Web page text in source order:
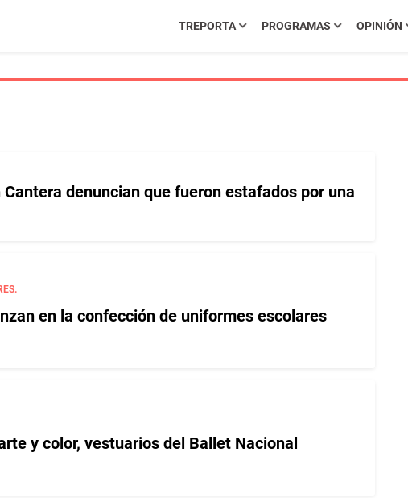
TREPORTA PROGRAMAS OPINIÓN
denuncian que fueron estafados por una
en la confección de uniformes escolares
y color, vestuarios del Ballet Nacional